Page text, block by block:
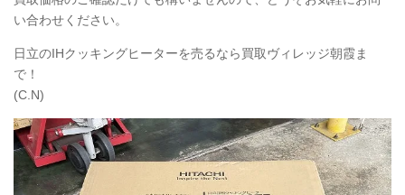
い合わせください。
日立のIHクッキングヒーターを売るなら買取ヴィレッジ朝霞ま
で！
(C.N)